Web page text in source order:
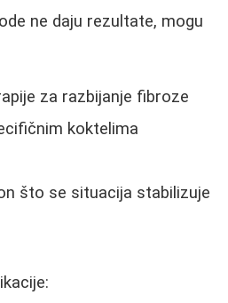
ne daju rezultate, mogu
za razbijanje fibroze
koktelima
što se situacija stabilizuje